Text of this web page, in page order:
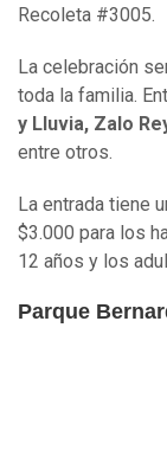
Recoleta #3005.
La celebración
toda la familia.
y Lluvia, Zalo
entre otros.
La entrada tiene
$3.000 para los
12 años y los
Parque